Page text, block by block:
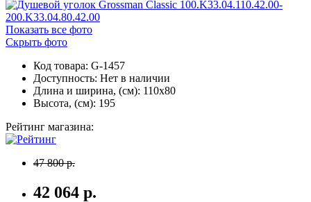
Показать все фото
Скрыть фото
Код товара: G-1457
Доступность: Нет в наличии
Длина и ширина, (см): 110x80
Высота, (см): 195
Рейтинг магазина:
47 800 р.
42 064 р.